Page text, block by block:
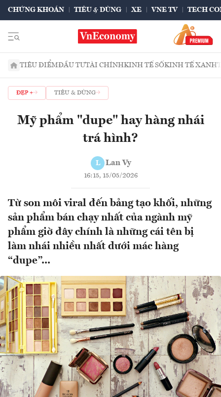
CHỨNG KHOÁN TIÊU & DÙNG XE VNE TV TECH
TIÊU ĐIỂMĐẦU TƯTÀI CHÍNHKINH TẾ SỐKINH TẾ XANH
ĐẸP + TIÊU & DÙNG
Mỹ phẩm "dupe" hay hàng nhái
trá hình?
L Lan Vy
16:15, 15/05/2026
Từ son môi viral đến bảng tạo khối, những
sản phẩm bán chạy nhất của ngành mỹ
phẩm giờ đây chính là những cái tên bị
làm nhái nhiều nhất dưới mác hàng
“dupe”...